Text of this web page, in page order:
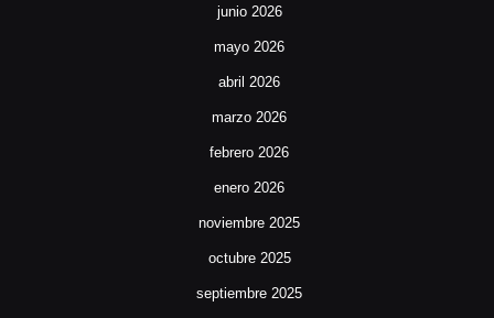
junio 2026
mayo 2026
abril 2026
marzo 2026
febrero 2026
enero 2026
noviembre 2025
octubre 2025
septiembre 2025